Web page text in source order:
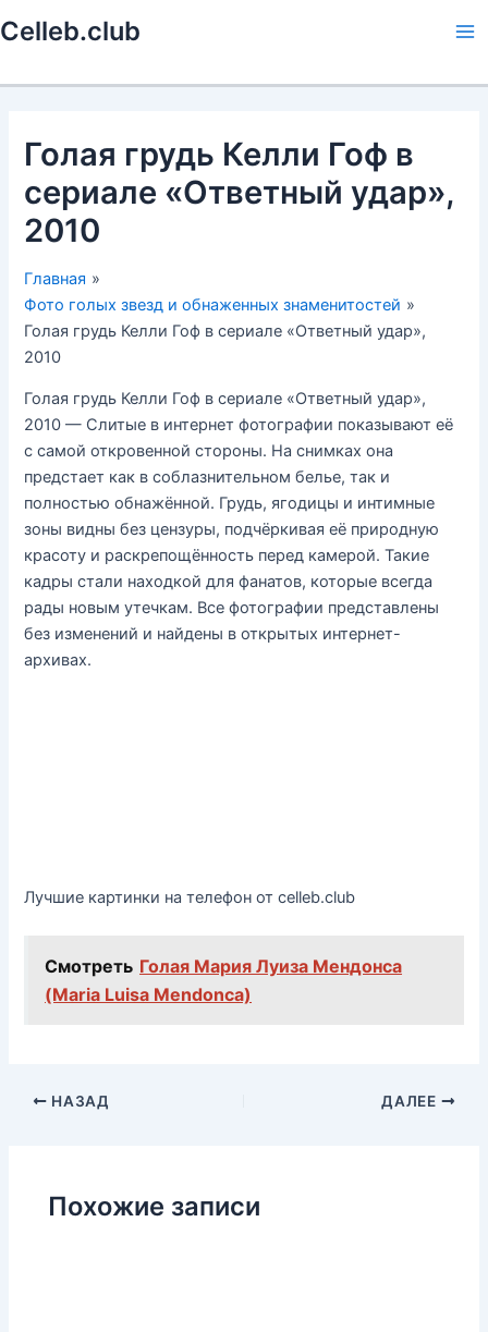
кCelleb.club
Голая грудь Келли Гоф в
сериале «Ответный удар»,
2010
Главная
Фото голых звезд и обнаженных знаменитостей
Голая грудь Келли Гоф в сериале «Ответный удар»,
2010
Голая грудь Келли Гоф в сериале «Ответный удар»,
2010 — Слитые в интернет фотографии показывают её
с самой откровенной стороны. На снимках она
предстает как в соблазнительном белье, так и
полностью обнажённой. Грудь, ягодицы и интимные
зоны видны без цензуры, подчёркивая её природную
красоту и раскрепощённость перед камерой. Такие
кадры стали находкой для фанатов, которые всегда
рады новым утечкам. Все фотографии представлены
без изменений и найдены в открытых интернет-
архивах.
Лучшие картинки на телефон от celleb.club
Смотреть Голая Мария Луиза Мендонса
(Maria Luisa Mendonca)
НАЗАД ДАЛЕЕ
Похожие записи